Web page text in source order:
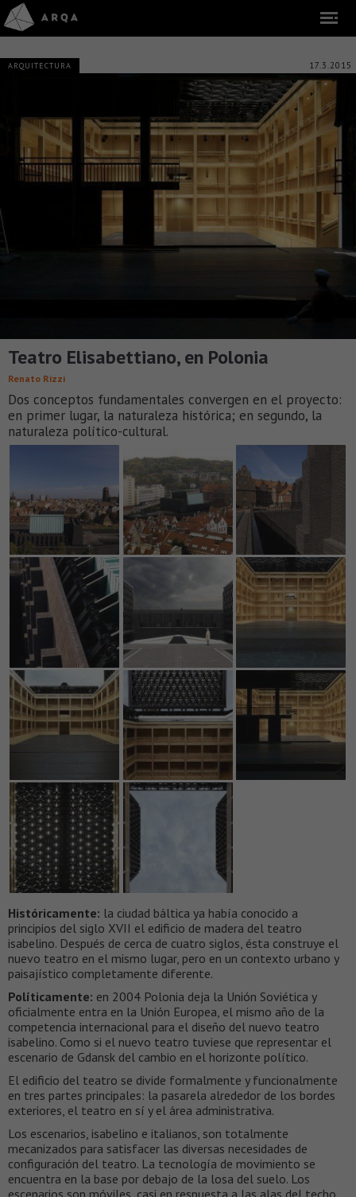
ARQUITECTURA 17.3.2015
Teatro Elisabettiano, en Polonia
Renato Rizzi
Dos conceptos fundamentales convergen en el proyecto:
en primer lugar, la naturaleza histórica; en segundo, la
naturaleza político-cultural.
Históricamente: la ciudad báltica ya había conocido a
principios del siglo XVII el edificio de madera del teatro
isabelino. Después de cerca de cuatro siglos, ésta construye el
nuevo teatro en el mismo lugar, pero en un contexto urbano y
paisajístico completamente diferente.
Políticamente: en 2004 Polonia deja la Unión Soviética y
oficialmente entra en la Unión Europea, el mismo año de la
competencia internacional para el diseño del nuevo teatro
isabelino. Como si el nuevo teatro tuviese que representar el
escenario de Gdansk del cambio en el horizonte político.
El edificio del teatro se divide formalmente y funcionalmente
en tres partes principales: la pasarela alrededor de los bordes
exteriores, el teatro en sí y el área administrativa.
Los escenarios, isabelino e italianos, son totalmente
mecanizados para satisfacer las diversas necesidades de
configuración del teatro. La tecnología de movimiento se
encuentra en la base por debajo de la losa del suelo. Los
escenarios son móviles, casi en respuesta a las alas del techo.